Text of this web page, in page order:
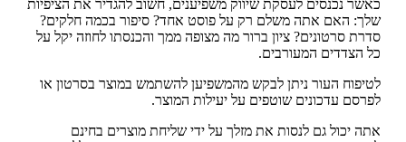
כאשר נכנסים לעסקת שיווק משפיענים, חשוב להגדיר את הציפיות
שלך: האם אתה משלם רק על פוסט אחד? סיפור בכמה חלקים?
סדרת סרטונים? ציון ברור מה מצופה ממך והכנסתו לחוזה יקל על
כל הצדדים המעורבים.
לטיפוח העור ניתן לבקש מהמשפיען להשתמש במוצר בסרטון או
לפרסם עדכונים שוטפים על יעילות המוצר.
אתה יכול גם לנסות את מזלך על ידי שליחת מוצרים בחינם